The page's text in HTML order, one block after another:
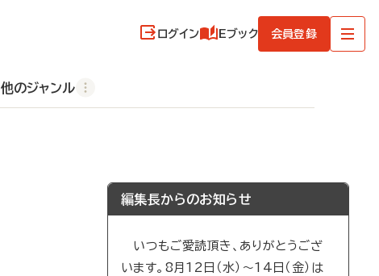
ログイン Eブック 会員登録
他のジャンル
編集長からのお知らせ
いつもご愛読頂き、ありがとうござ
います。8月12日（水）～14日（金）は